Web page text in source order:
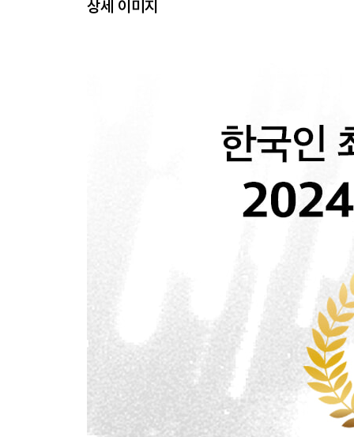
어둠 속의 빛, 고통의 시학: 한강 장편소설 『검은
심장 속, 아주 작은 불꽃이 타고 있는 곳 / 한강·김유
상세 이미지